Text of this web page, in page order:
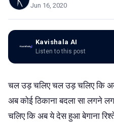
Jun 16, 2020
Kavishala AI
Listen to this post
चल उड़ चलिए चल उड़ चलिए कि
अब कोई ठिकाना बदला सा लगने
चलिए कि अब ये देस हुआ बेगाना